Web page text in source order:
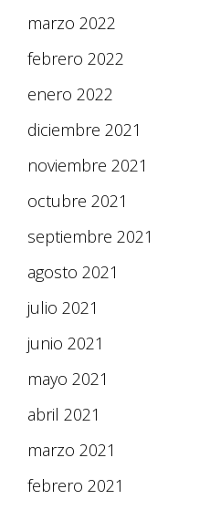
marzo 2022
febrero 2022
enero 2022
diciembre 2021
noviembre 2021
octubre 2021
septiembre 2021
agosto 2021
julio 2021
junio 2021
mayo 2021
abril 2021
marzo 2021
febrero 2021